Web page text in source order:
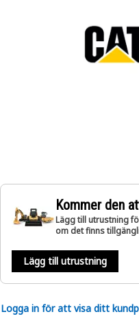
Kommer den
Lägg till utrustning
om det finns
Lägg till utrustning
Logga in för att visa ditt